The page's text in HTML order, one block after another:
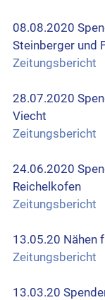
08.08.2020
Steinberger und
Zeitungsbericht
28.07.2020
Viecht
Zeitungsbericht
24.06.2020
Reichelkofen
Zeitungsbericht
13.05.20 Nähen
Zeitungsbericht
13.03.20